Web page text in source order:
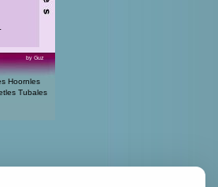
by Guz
Hoornles
Tubales